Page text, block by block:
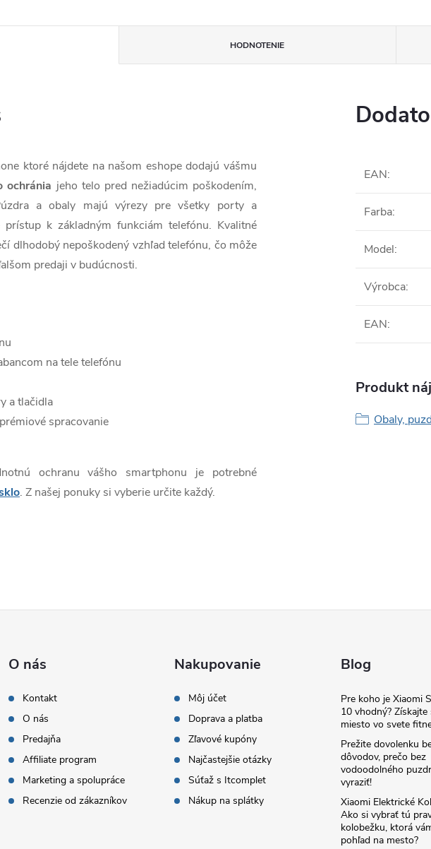
HODNOTENIE
ktoré nájdete na našom eshope dodajú vášmu
ochránia jeho telo pred nežiadúcim poškodením,
a obaly majú výrezy pre všetky porty a
prístup k základným funkciám telefónu. Kvalitné
dlhodobý nepoškodený vzhľad telefónu, čo môže
predaji v budúcnosti.
na tele telefónu
a tlačidla
spracovanie
ochranu vášho smartphonu je potrebné
. Z našej ponuky si vyberie určite každý.
EAN:
Farba:
Model:
Výrobca:
EAN:
Produkt
Obaly,
O nás
Kontakt
O nás
Predajňa
Affiliate program
Marketing a spolupráce
Recenzie od zákazníkov
Nakupovanie
Môj účet
Doprava a platba
Zľavové kupóny
Najčastejšie otázky
Súťaž s Itcomplet
Nákup na splátky
Blog
Pre koho je Xiaomi
10 vhodný? Získajte
miesto vo svete
Prežite dovolenku
dôvodov, prečo bez
vodoodolného
vyraziť!
Xiaomi Elektrické
Ako si vybrať tú
kolobežku, ktorá
pohľad na mesto?